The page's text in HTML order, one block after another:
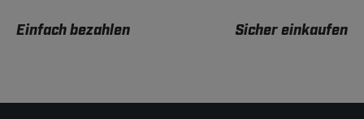
Einfach bezahlen Sicher einkaufen